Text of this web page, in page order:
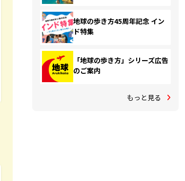
地球の歩き方45周年記念 イン
ド特集
「地球の歩き方」シリーズ広告
のご案内
もっと見る